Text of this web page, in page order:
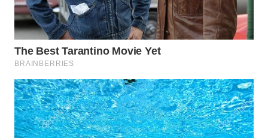
WN
CIREBON
WN
INDRAMAYU
WN
KUNINGAN